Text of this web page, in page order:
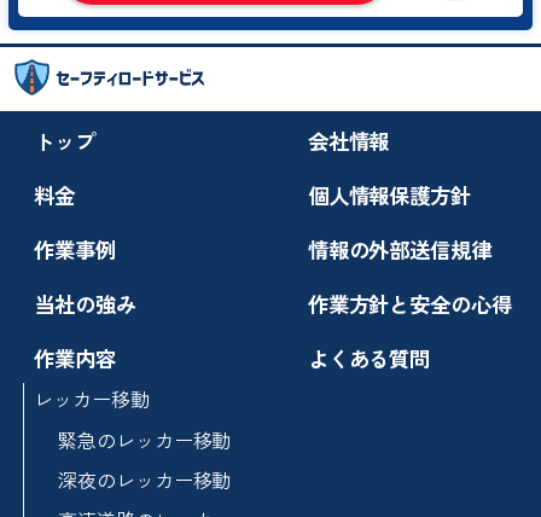
トップ
料金
作業事例
当社の強み
作業内容
レッカー移動
緊急のレッカー移動
深夜のレッカー移動
会社情報
個人情報保護方針
情報の外部送信規律
作業方針と安全の心得
よくある質問